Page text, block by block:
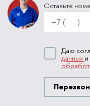
Оставьте
Даю
данных и